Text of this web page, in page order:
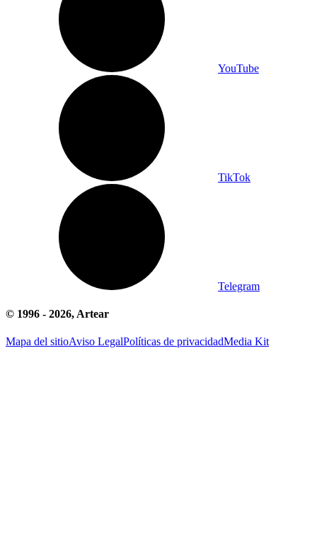
YouTube
TikTok
Telegram
© 1996 - 2026, Artear
Mapa del sitioAviso LegalPolíticas de privacidadMedia Kit